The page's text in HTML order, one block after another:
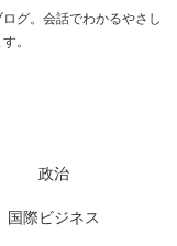
グ。会話でわかるやさし
。
政治
国際ビジネス